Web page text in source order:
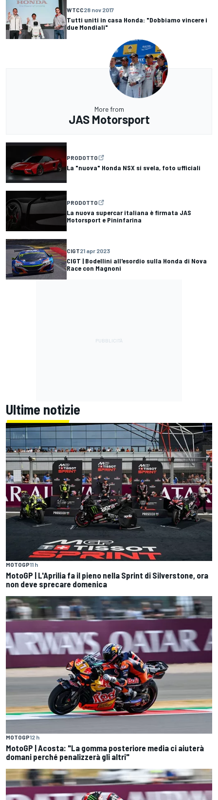
WTCC28 nov 2017
Tutti uniti in casa Honda: "Dobbiamo vincere i
due Mondiali"
More from
JAS Motorsport
PRODOTTO
La "nuova" Honda NSX si svela, foto ufficiali
PRODOTTO
La nuova supercar italiana è firmata JAS
Motorsport e Pininfarina
CIGT21 apr 2023
CIGT | Bodellini all'esordio sulla Honda di Nova
Race con Magnoni
Ultime notizie
MOTOGP11 h
MotoGP | L'Aprilia fa il pieno nella Sprint di Silverstone, ora
non deve sprecare domenica
MOTOGP12 h
MotoGP | Acosta: "La gomma posteriore media ci aiuterà
domani perché penalizzerà gli altri"